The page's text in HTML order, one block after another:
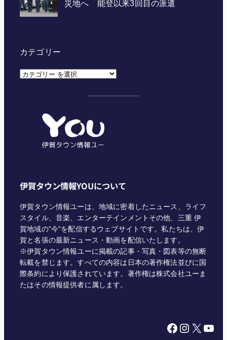
カテゴリー
カ
伊賀タウン情報YOUについて
伊賀タウン情報ユーは、地域に密着したニュース、ライフ
スタイル、音楽、エンターテインメントその他、三重 伊
賀地域の"今"を配信するウェブサイトです。私たちは、伊
賀と名張の最新ニュース・動画を配信いたします。
※伊賀タウン情報ユーに掲載の記事・写真・図表等の無断
転載を禁じます。すべての内容は日本の著作権法並びに国
際条約により保護されています。著作権は株式会社ユーま
たはその情報提供者に属します。
Facebook Instagram X YouTube